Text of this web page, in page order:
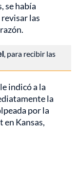
se había
las
, para recibir las
indicó a la
la
por la
en Kansas,